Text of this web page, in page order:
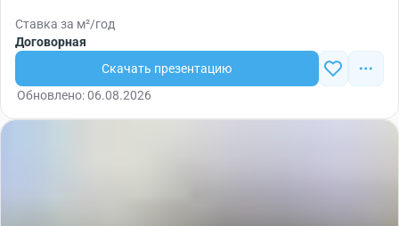
Ставка за м²/год
Договорная
Скачать презентацию
Обновлено: 06.08.2026